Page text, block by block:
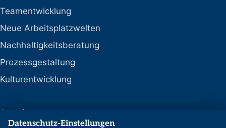
Teamentwicklung
Neue Arbeitsplatzwelten
Nachhaltigkeitsberatung
Prozessgestaltung
Kulturentwicklung
Social
Datenschutz-Einstellungen